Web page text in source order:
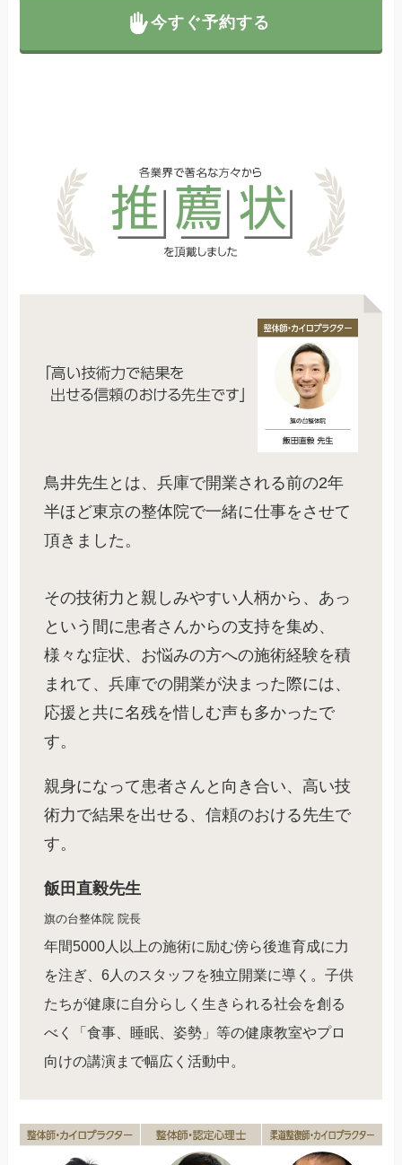
今すぐ予約する
鳥井先生とは、兵庫で開業される前の2年
半ほど東京の整体院で一緒に仕事をさせて
頂きました。
その技術力と親しみやすい人柄から、あっ
という間に患者さんからの支持を集め、
様々な症状、お悩みの方への施術経験を積
まれて、兵庫での開業が決まった際には、
応援と共に名残を惜しむ声も多かったで
す。
親身になって患者さんと向き合い、高い技
術力で結果を出せる、信頼のおける先生で
す。
飯田直毅先生
旗の台整体院 院長
年間5000人以上の施術に励む傍ら後進育成に力
を注ぎ、6人のスタッフを独立開業に導く。子供
たちが健康に自分らしく生きられる社会を創る
べく「食事、睡眠、姿勢」等の健康教室やプロ
向けの講演まで幅広く活動中。